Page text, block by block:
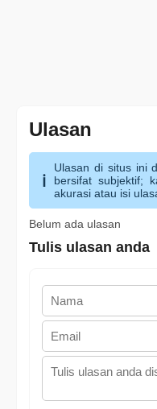
Ulasan
Ulasan di situs ini
bersifat subjektif;
akurasi atau isi
Belum ada ulasan
Tulis ulasan anda